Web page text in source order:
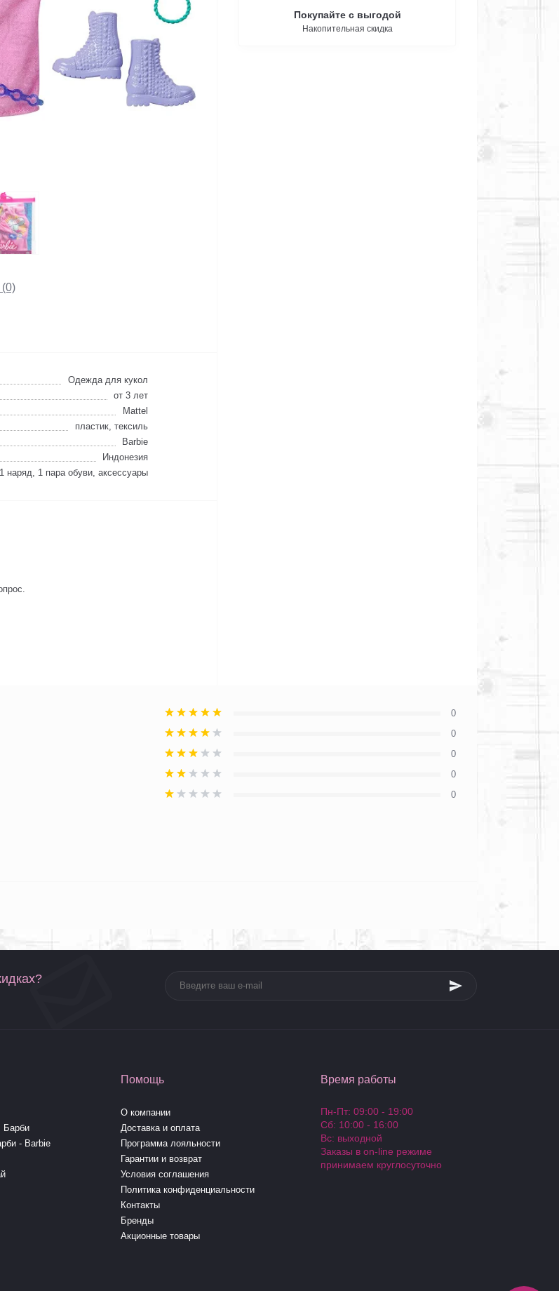
Одежда для кукол
от 3 лет
Mattel
пластик, тексиль
Barbie
Индонезия
1 наряд, 1 пара обуви, аксессуары
Покупайте с выгодой
Накопительная скидка
0
0
0
0
0
Барби
- Barbie
Помощь
О компании
Доставка и оплата
Программа лояльности
Гарантии и возврат
Условия соглашения
Политика конфиденциальности
Контакты
Бренды
Акционные товары
Время работы
Пн-Пт: 09:00 - 19:00
Сб: 10:00 - 16:00
Вс: выходной
Заказы в on-line режиме
принимаем круглосуточно